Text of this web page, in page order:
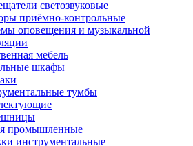
светозвуковые
приёмно-контрольные
оповещения и музыкальной
мебель
шкафы
тумбы
промышленные
инструментальные